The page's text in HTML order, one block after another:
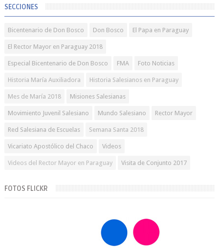
SECCIONES
Bicentenario de Don Bosco Don Bosco El Papa en Paraguay
El Rector Mayor en Paraguay 2018
Especial Bicentenario de Don Bosco FMA Foto Noticias
Historia María Auxiliadora Historia Salesianos en Paraguay
Mes de María 2018 Misiones Salesianas
Movimiento Juvenil Salesiano Mundo Salesiano Rector Mayor
Red Salesiana de Escuelas Semana Santa 2018
Vicariato Apostólico del Chaco Videos
Videos del Rector Mayor en Paraguay Visita de Conjunto 2017
FOTOS FLICKR